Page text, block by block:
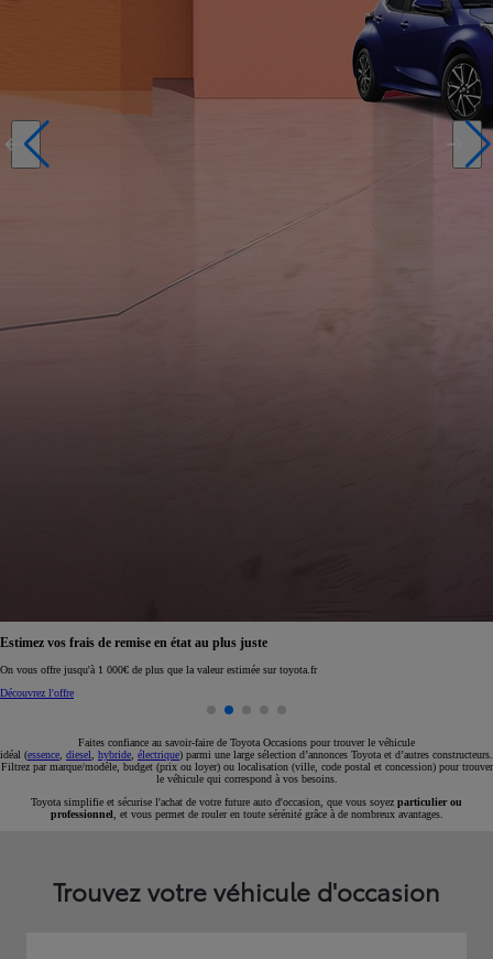
Réservez en ligne votre occasion pour 1€ seulement
Réservez en ligne
Faites confiance au savoir-faire de Toyota Occasions pour trouver le véhicule
idéal (essence diesel hybride électrique) parmi une large sélection d’annonces Toyota et d’autres constructeurs.
Filtrez par marque/modèle, budget (prix ou loyer) ou localisation (ville, code postal et concession) pour trouver
le véhicule qui correspond à vos besoins.
Toyota simplifie et sécurise l'achat de votre future auto d'occasion, que vous soyez particulier ou
professionnel , et vous permet de rouler en toute sérénité grâce à de nombreux avantages.
Trouvez votre véhicule d'occasion